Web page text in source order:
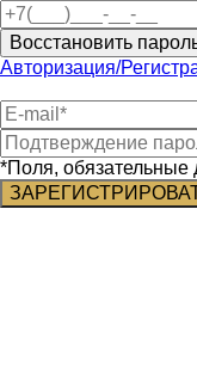
Восстановить
Авторизация/
*Поля, обязательные